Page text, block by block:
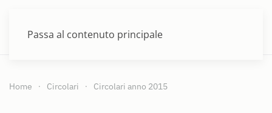
Passa al contenuto principale
Home Circolari Circolari anno 2015